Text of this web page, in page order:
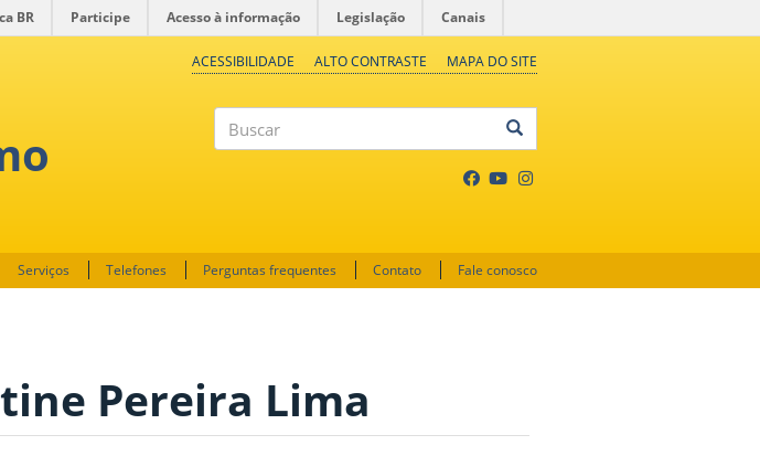
BR Participe Acesso à informação Legislação Canais
ACESSIBILIDADE ALTO CONTRASTE MAPA DO SITE
Serviços Telefones Perguntas frequentes Contato Fale conosco
Pereira Lima